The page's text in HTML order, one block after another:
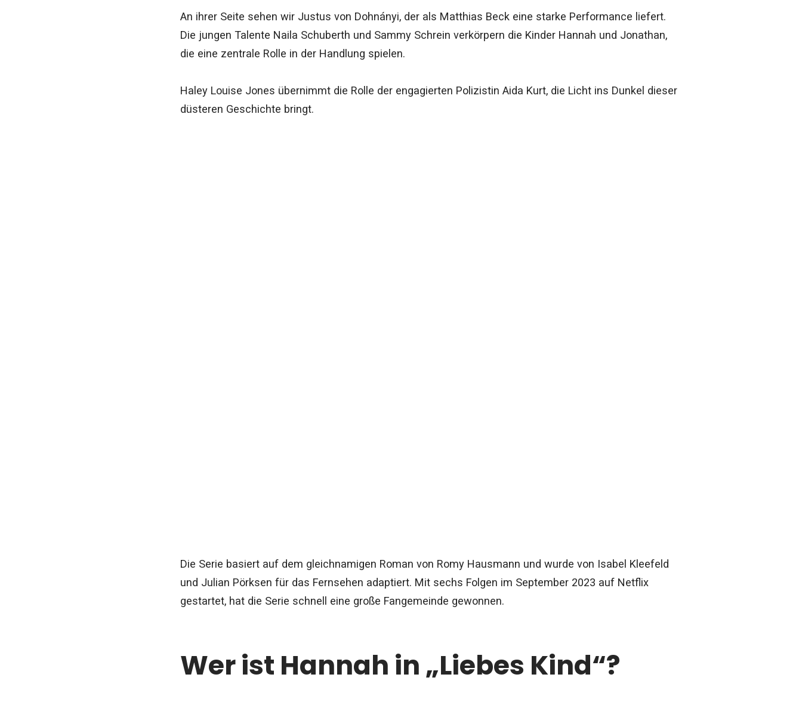
An ihrer Seite sehen wir Justus von Dohnányi, der als Matthias Beck eine starke Performance liefert.
Die jungen Talente Naila Schuberth und Sammy Schrein verkörpern die Kinder Hannah und Jonathan,
die eine zentrale Rolle in der Handlung spielen.
Haley Louise Jones übernimmt die Rolle der engagierten Polizistin Aida Kurt, die Licht ins Dunkel dieser
düsteren Geschichte bringt.
Die Serie basiert auf dem gleichnamigen Roman von Romy Hausmann und wurde von Isabel Kleefeld
und Julian Pörksen für das Fernsehen adaptiert. Mit sechs Folgen im September 2023 auf Netflix
gestartet, hat die Serie schnell eine große Fangemeinde gewonnen.
Wer ist Hannah in „Liebes Kind“?